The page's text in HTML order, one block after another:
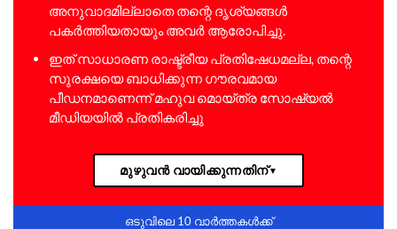
അനുവാദമില്ലാതെ തന്റെ ദൃശ്യങ്ങൾ
പകർത്തിയതായും അവർ ആരോപിച്ചു.
ഇത് സാധാരണ രാഷ്ട്രീയ പ്രതിഷേധമല്ല, തന്റെ
സുരക്ഷയെ ബാധിക്കുന്ന ഗൗരവമായ
പീഡനമാണെന്ന് മഹുവ മൊയ്ത്ര സോഷ്യൽ
മീഡിയയിൽ പ്രതികരിച്ചു
മുഴുവൻ വായിക്കുന്നതിന്▼
ഒടുവിലെ 10 വാർത്തകൾക്ക്